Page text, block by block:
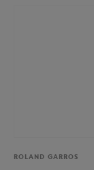
ROLAND GARROS